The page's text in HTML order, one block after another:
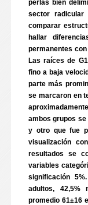
perlas bien
sector
comparar
hallar
permanentes
Las raíces de
fino a baja
parte más
se marcaron en
ambos grupos
y otro que fue
visualización
resultados se
variables
significación
adultos, 42,5%
promedio 61±16